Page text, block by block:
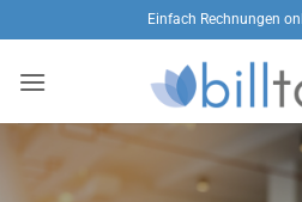
Inhalt
springen
Einfach Rechnungen